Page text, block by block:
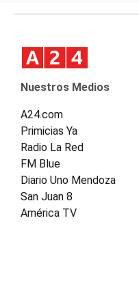
Nuestros Medios
A24.com
Primicias Ya
Radio La Red
FM Blue
Diario Uno Mendoza
San Juan 8
América TV